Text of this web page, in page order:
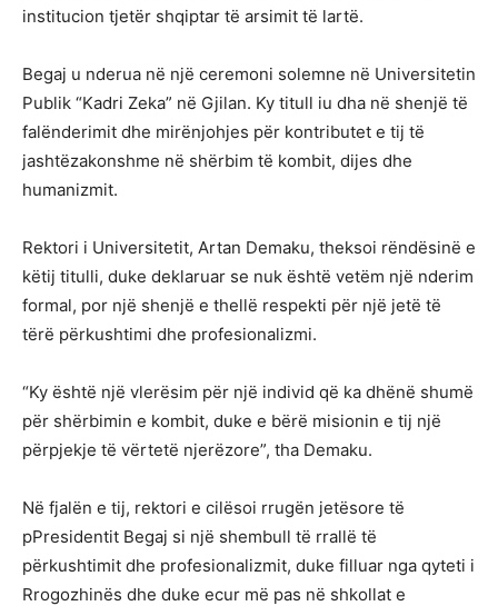
institucion tjetër shqiptar të arsimit të lartë.
Begaj u nderua në një ceremoni solemne në Universitetin
Publik “Kadri Zeka” në Gjilan. Ky titull iu dha në shenjë të
falënderimit dhe mirënjohjes për kontributet e tij të
jashtëzakonshme në shërbim të kombit, dijes dhe
humanizmit.
Rektori i Universitetit, Artan Demaku, theksoi rëndësinë e
këtij titulli, duke deklaruar se nuk është vetëm një nderim
formal, por një shenjë e thellë respekti për një jetë të
tërë përkushtimi dhe profesionalizmi.
“Ky është një vlerësim për një individ që ka dhënë shumë
për shërbimin e kombit, duke e bërë misionin e tij një
përpjekje të vërtetë njerëzore”, tha Demaku.
Në fjalën e tij, rektori e cilësoi rrugën jetësore të
pPresidentit Begaj si një shembull të rrallë të
përkushtimit dhe profesionalizmit, duke filluar nga qyteti i
Rrogozhinës dhe duke ecur më pas në shkollat e